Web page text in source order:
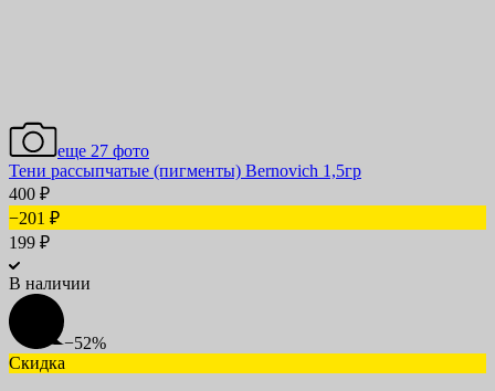
еще 27 фото
Тени рассыпчатые (пигменты) Bernovich 1,5гр
400 ₽
−201 ₽
199 ₽
В наличии
−52%
Скидка